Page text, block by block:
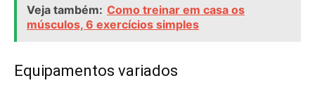
Veja também: Como treinar em casa os
músculos, 6 exercícios simples
Equipamentos variados